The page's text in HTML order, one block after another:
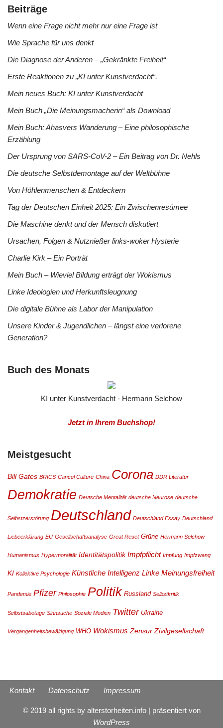
Beiträge
Wenn eine Frage nicht mehr nur eine Frage ist
Wie Sprache für uns denkt
Die Diagnose der Anderen – „Gekränkte Freiheit“
Erste Reaktionen zu „KI unter Kunstverdacht“.
Mein neues Buch: KI unter Kunstverdacht
Mein Buch „Die Meinungsmacherin“ als Download
Mein Buch: Ahasvers Wanderung – Eine philosophische
Erzählung
Der Ursprung von SARS-CoV-2 – Ein Beitrag von Dr. Nehls
Die deutsche Selbstdemontage auf der Weltbühne
Von Höhlenmenschen & Entdeckern
Tag der Deutschen Einheit 2025: Ein Zwischenresümee
Die Maschine denkt und der Mensch diskutiert
Ursachen, Folgen & Nutznießer links-woker Hysterie
Charlie Kirk – Ein Porträt
Mein Buch – Wieviel Bildung erträgt der Wokismus
Linke Ideologien und Herkunftsleugnung
Die digitale Bühne als Labor der Manipulation
Unsere Kinder & Jugendlichen – längst eine verlorene
Generation?
Buch des Monats
KI unter Kunstverdacht - Hermann Selchow
Jetzt in Ihrem Buchshop!
Meistgesucht
Bill Gates BRICS Cancel Culture China Corona DDR Literatur
Demokratie Deutsche Mentalität deutsche Neurose deutsche
Selbstzerstörung Deutschland Deutschland Essay Deutschland
Liebeerklärung EU Gesellschaftsanalyse Great Reset Grüne Hermann Selchow
Humanismus Hypermoralität Identitätspolitik Impfpflicht Impfung Impfzwang
KI Kollektive Psychologie Künstliche Intelligenz Linke Meinungsfreiheit
Pandemie Pfizer Philosophie Politik Russland Selbstkritik
Selbstsabotage Sinnsuche Soziale Medien Twitter Ukraine
Vergangenheitsbewältigung WHO Wokismus Zensur Zivilgesellschaft
Kontakt Datenschutz Impressum
© 2019 all rights by alterstorheiten.info | präsentiert von
WordPress